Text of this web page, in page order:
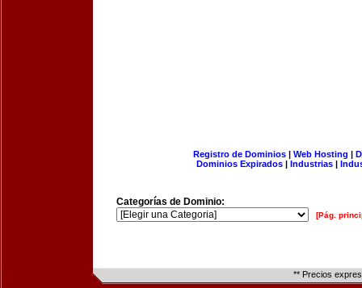
Registro de Dominios| Web Hosting |
Dominios Expirados | Industrias |
Categorías de Dominio:
[Pág.
** Precios